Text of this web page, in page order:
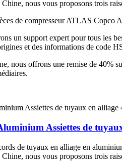
Chine, nous vous proposons trois
de compresseur ATLAS Copco
un support expert pour tous les
et des informations de code
nous offrons une remise de 40%
Assiettes de
de tuyaux en alliage en
Chine, nous vous proposons trois